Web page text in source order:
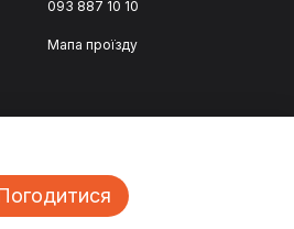
093 887 10 10
Мапа проїзду